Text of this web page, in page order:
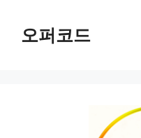
오퍼코드